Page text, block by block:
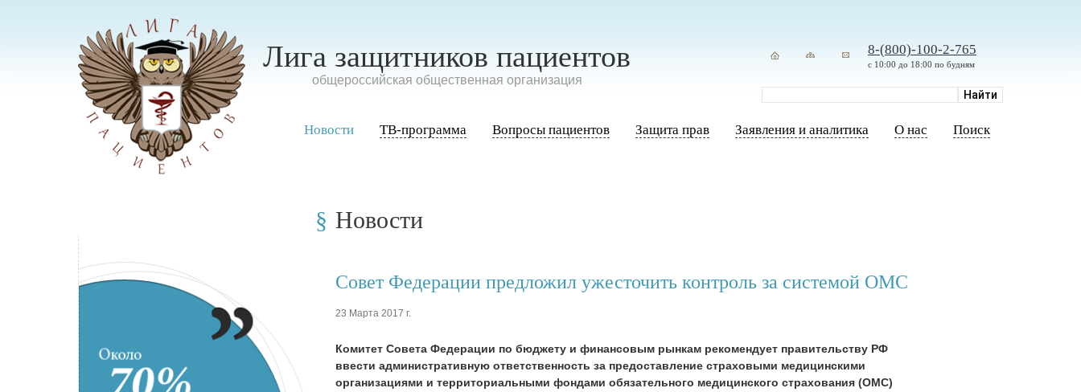
Лига защитников пациентов
oбщероссийская общественная организация
8-(800)-100-2-765
с 10:00 до 18:00 по будням
Новости ТВ-программа Вопросы пациентов Защита прав Заявления и аналитика О нас Поиск
Новости
Совет Федерации предложил ужесточить контроль за системой ОМС
23 Марта 2017 г.
Комитет Совета Федерации по бюджету и финансовым рынкам рекомендует правительству РФ
ввести административную ответственность за предоставление страховыми медицинскими
организациями и территориальными фондами обязательного медицинского страхования (ОМС)